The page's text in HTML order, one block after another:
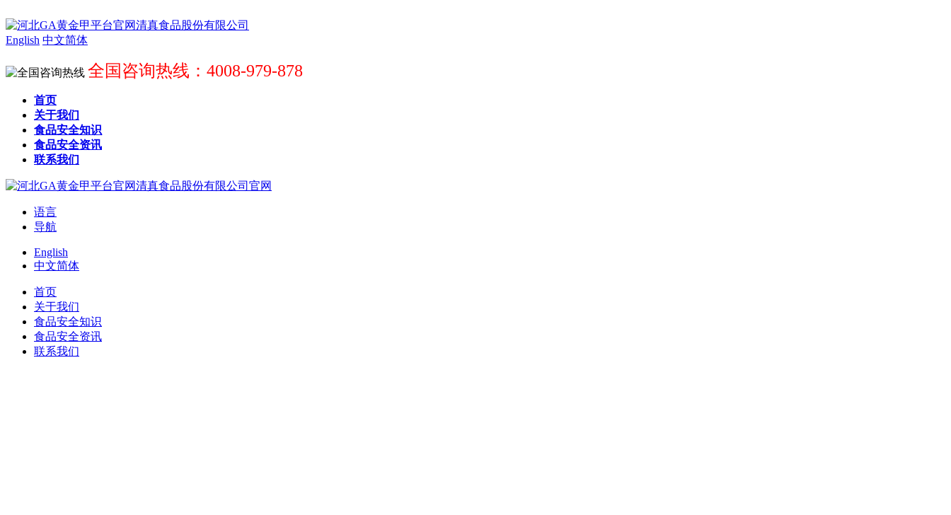
English 中文简体
全国咨询热线：4008-979-878
首页
关于我们
食品安全知识
食品安全资讯
联系我们
语言
导航
English
中文简体
首页
关于我们
食品安全知识
食品安全资讯
联系我们